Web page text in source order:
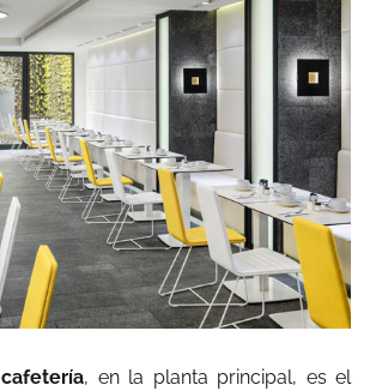
cafetería, en la planta principal, es el